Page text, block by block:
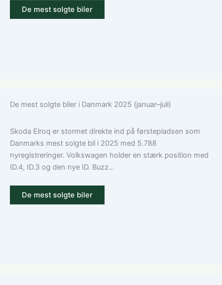
De mest solgte biler
De mest solgte biler i Danmark 2025 (januar–juli)
Skoda Elroq er stormet direkte ind på førstepladsen som
Danmarks mest solgte bil i 2025 med 5.788
nyregistreringer. Volkswagen holder en stærk position med
ID.4, ID.3 og den nye ID. Buzz...
De mest solgte biler